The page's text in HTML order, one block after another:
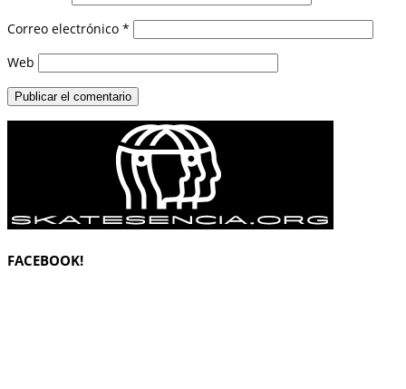
Correo electrónico *
Web
FACEBOOK!